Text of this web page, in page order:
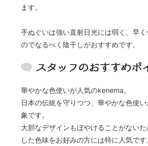
ます。
手ぬぐいは強い直射日光には弱く、早く
のでなるべく陰干しがおすすめです。
華やかな色使いが人気のkenema。
日本の伝統を守りつつ、華やかな色使
象です。
大胆なデザインもぼやけることがないた
した色味をお好みの方には特に人気です